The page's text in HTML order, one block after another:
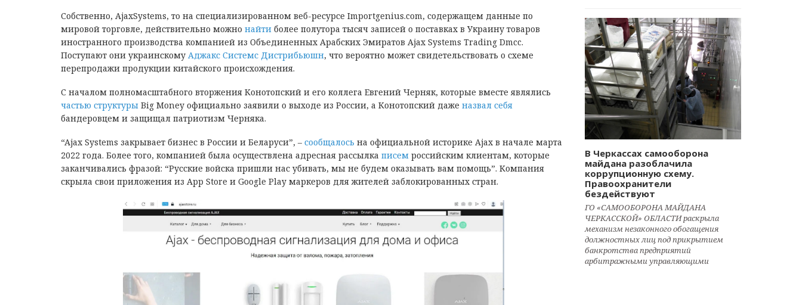
Собственно, AjaxSystems, то на специализированном веб-ресурсе Importgenius.com, содержащем данные по
мировой торговле, действительно можно найти более полутора тысяч записей о поставках в Украину товаров
иностранного производства компанией из Объединенных Арабских Эмиратов Ajax Systems Trading Dmcc.
Поступают они украинскому Аджакс Системс Дистрибьюшн, что вероятно может свидетельствовать о схеме
перепродажи продукции китайского происхождения.
С началом полномасштабного вторжения Конотопский и его коллега Евгений Черняк, которые вместе являлись
частью структуры Big Money официально заявили о выходе из России, а Конотопский даже назвал себя
бандеровцем и защищал патриотизм Черняка.
“Ajax Systems закрывает бизнес в России и Беларуси”, – сообщалось на официальной историке Ajax в начале марта
2022 года. Более того, компанией была осуществлена адресная рассылка писем российским клиентам, которые
заканчивались фразой: “Русские войска пришли нас убивать, мы не будем оказывать вам помощь”. Компания
скрыла свои приложения из App Store и Google Play маркеров для жителей заблокированных стран.
В Черкассах самооборона
майдана разоблачила
коррупционную схему.
Правоохранители
бездействуют
ГО «САМООБОРОНА МАЙДАНА
ЧЕРКАССКОЙ» ОБЛАСТИ раскрыла
механизм незаконного обогащения
должностных лиц под прикрытием
банкротства предприятий
арбитражными управляющими